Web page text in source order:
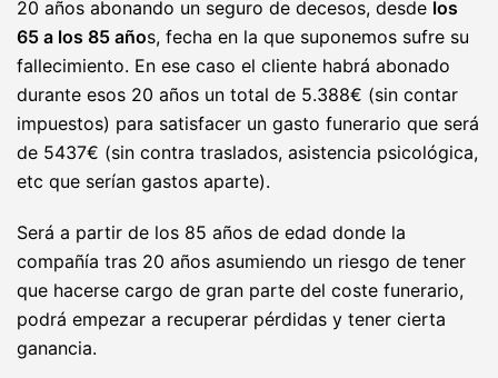
20 años abonando un seguro de decesos, desde los
65 a los 85 años, fecha en la que suponemos sufre su
fallecimiento. En ese caso el cliente habrá abonado
durante esos 20 años un total de 5.388€ (sin contar
impuestos) para satisfacer un gasto funerario que será
de 5437€ (sin contra traslados, asistencia psicológica,
etc que serían gastos aparte).
Será a partir de los 85 años de edad donde la
compañía tras 20 años asumiendo un riesgo de tener
que hacerse cargo de gran parte del coste funerario,
podrá empezar a recuperar pérdidas y tener cierta
ganancia.